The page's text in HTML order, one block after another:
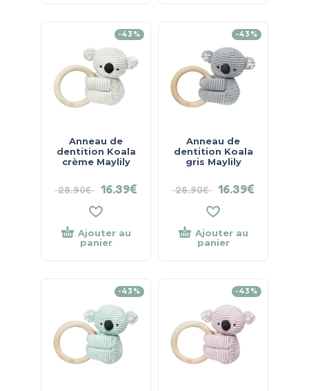
-43%
Anneau de
dentition Koala
crème Maylily
28.90€ 16.39€
Ajouter au
panier
-43%
Anneau de
dentition Koala
gris Maylily
28.90€ 16.39€
Ajouter au
panier
-43% -43%